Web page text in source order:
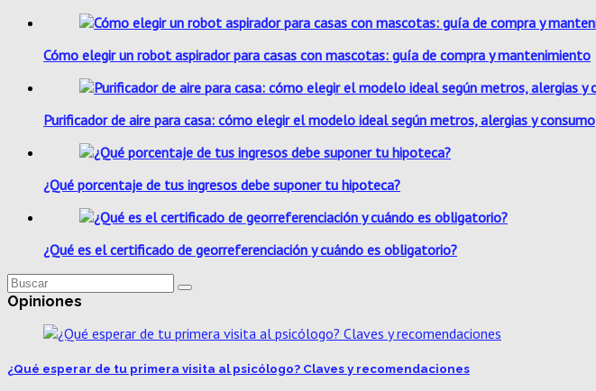
Cómo elegir un robot aspirador para casas con mascotas: guía de compra y mantenimiento
Purificador de aire para casa: cómo elegir el modelo ideal según metros, alergias y consumo
¿Qué porcentaje de tus ingresos debe suponer tu hipoteca?
¿Qué es el certificado de georreferenciación y cuándo es obligatorio?
Opiniones
¿Qué esperar de tu primera visita al psicólogo? Claves y recomendaciones